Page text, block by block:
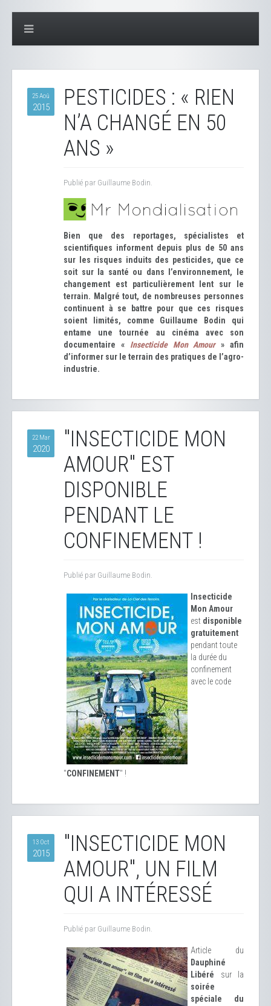
25 Aoû
2015
PESTICIDES : « RIEN
N’A CHANGÉ EN 50
ANS »
Publié par Guillaume Bodin.
Bien que des reportages, spécialistes et
scientifiques informent depuis plus de 50 ans
sur les risques induits des pesticides, que ce
soit sur la santé ou dans l’environnement, le
changement est particulièrement lent sur le
terrain. Malgré tout, de nombreuses personnes
continuent à se battre pour que ces risques
soient limités, comme Guillaume Bodin qui
entame une tournée au cinéma avec son
documentaire « Insecticide Mon Amour» afin
d’informer sur le terrain des pratiques de l’agro-
industrie.
22 Mar
2020
"INSECTICIDE MON
AMOUR" EST
DISPONIBLE
PENDANT LE
CONFINEMENT !
Publié par Guillaume Bodin.
Insecticide
Mon Amour
est disponible
gratuitement
pendant toute
la durée du
confinement
avec le code
"CONFINEMENT" !
13 Oct
2015
"INSECTICIDE MON
AMOUR", UN FILM
QUI A INTÉRESSÉ
Publié par Guillaume Bodin.
Article du
Dauphiné
Libéré sur la
soirée
spéciale du